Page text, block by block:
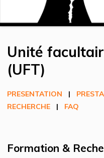
Unité
(UFT)
PRESENTATION |
RECHERCHE | FAQ
Formation &